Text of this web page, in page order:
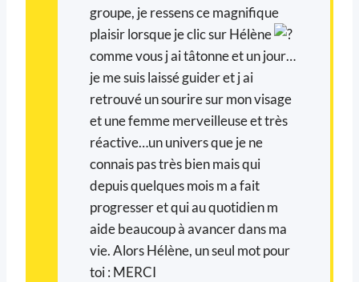
groupe, je ressens ce magnifique
plaisir lorsque je clic sur Hélène
comme vous j ai tâtonne et un jour…
je me suis laissé guider et j ai
retrouvé un sourire sur mon visage
et une femme merveilleuse et très
réactive…un univers que je ne
connais pas très bien mais qui
depuis quelques mois m a fait
progresser et qui au quotidien m
aide beaucoup à avancer dans ma
vie. Alors Hélène, un seul mot pour
toi : MERCI